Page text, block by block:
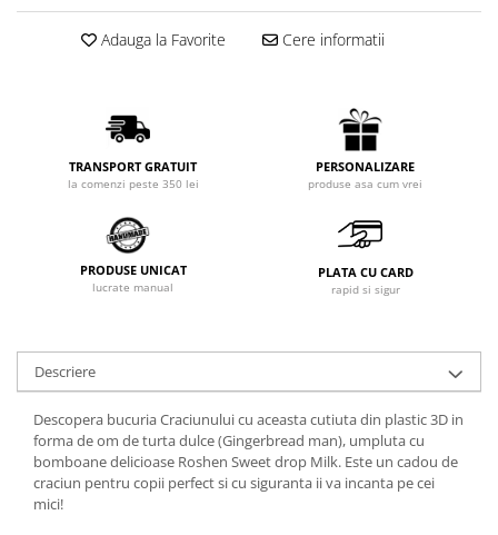
Adauga la Favorite Cere informatii
TRANSPORT GRATUIT
la comenzi peste 350 lei
PERSONALIZARE
produse asa cum vrei
PRODUSE UNICAT
lucrate manual
PLATA CU CARD
rapid si sigur
Descriere
Descopera bucuria Craciunului cu aceasta cutiuta din plastic 3D in
forma de om de turta dulce (Gingerbread man), umpluta cu
bomboane delicioase Roshen Sweet drop Milk. Este un cadou de
craciun pentru copii perfect si cu siguranta ii va incanta pe cei
mici!